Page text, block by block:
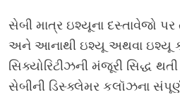
સેબી માત્ર ઇશ્યૂના દસ્તાવેજો
અને આનાથી ઇશ્યૂ અથવા ઇશ્યૂ
સિક્યોરિટીઝની મંજૂરી સિદ્ધ
સેબીની ડિસ્ક્લેમર કલૉઝના